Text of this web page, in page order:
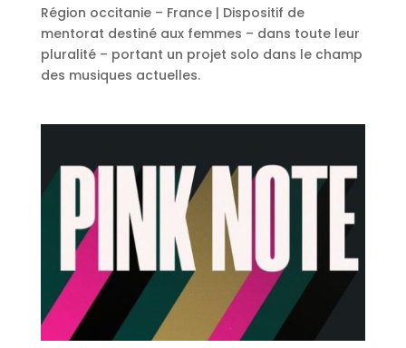
Région occitanie – France | Dispositif de
mentorat destiné aux femmes – dans toute leur
pluralité – portant un projet solo dans le champ
des musiques actuelles.